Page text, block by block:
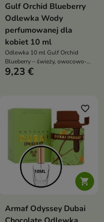
Gulf Orchid Blueberry
Odlewka Wody
perfumowanej dla
kobiet 10 ml
Odlewka 10 ml Gulf Orchid
Blueberry – świeży, owocowo-
piżmowy, lekki i elegancki
9,23 €

favorite_border
Armaf Odyssey Dubai